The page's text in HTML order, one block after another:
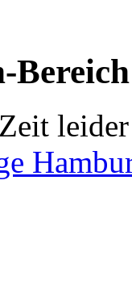
Bereich